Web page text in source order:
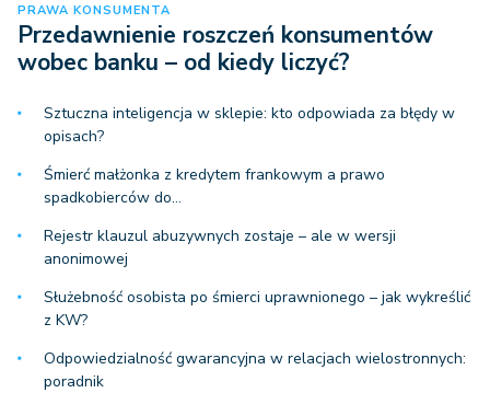
PRAWA KONSUMENTA
Przedawnienie roszczeń konsumentów
wobec banku – od kiedy liczyć?
Sztuczna inteligencja w sklepie: kto odpowiada za błędy w
opisach?
Śmierć małżonka z kredytem frankowym a prawo
spadkobierców do…
Rejestr klauzul abuzywnych zostaje – ale w wersji
anonimowej
Służebność osobista po śmierci uprawnionego – jak wykreślić
z KW?
Odpowiedzialność gwarancyjna w relacjach wielostronnych:
poradnik